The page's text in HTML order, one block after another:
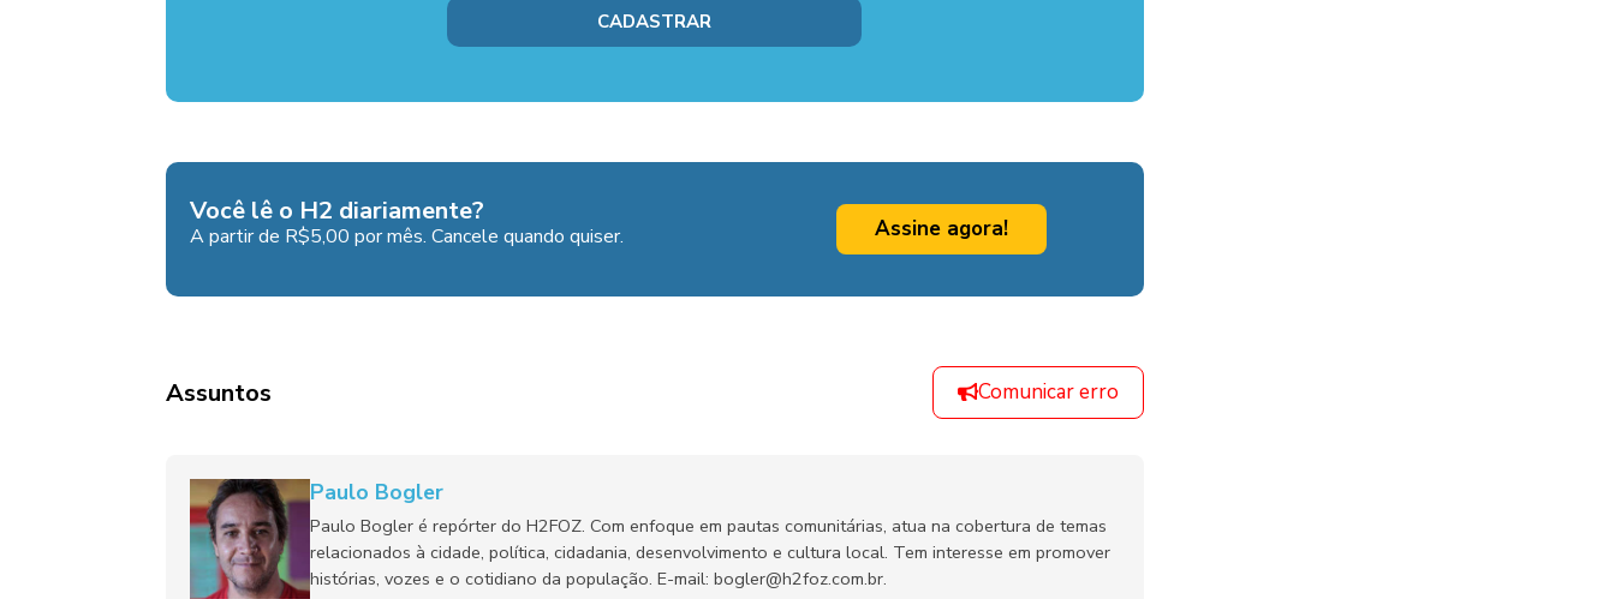
Você lê o H2 diariamente?
A partir de R$5,00 por mês. Cancele quando quiser. Assine agora!
Assuntos Comunicar erro
Paulo Bogler
Paulo Bogler é repórter do H2FOZ. Com enfoque em pautas comunitárias, atua na cobertura de temas
relacionados à cidade, política, cidadania, desenvolvimento e cultura local. Tem interesse em promover
histórias, vozes e o cotidiano da população. E-mail: bogler@h2foz.com.br.